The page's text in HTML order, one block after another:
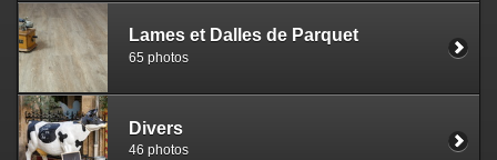
Lames et Dalles de Parquet
65 photos
Divers
46 photos